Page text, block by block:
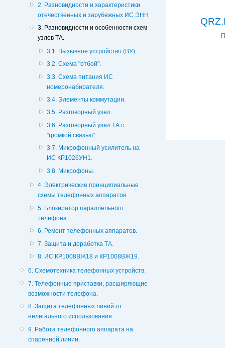
2. Разновидности и характеристики
отечественных и зарубежных ИС ЭНН
3. Разновидности и особенности схем
узлов ТА.
3.1. Вызывное устройство (ВУ).
3.2. Схема "отбой".
3.3. Схема питания ИС
номеронабирателя.
3.4. Элементы коммутации.
3.5. Разговорный узел.
3.6. Разговорный узел ТА с
"громкой связью".
3.7. Микрофонный усилитель на
ИС КР1026УН1.
3.8. Микрофоны.
4. Электрические принципиальные
схемы телефонных аппаратов.
5. Блокиратор параллельного
телефона.
6. Ремонт телефонных аппаратов.
7. Защита и доработка ТА.
8. ИС КР1008ВЖ18 и КР1008ВЖ19.
6. Схемотехника телефонных устройств.
7. Телефонные приставки, расширяющие
возможности телефона.
8. Защита телефонных линий от
нелегального использования.
9. Работа телефонного аппарата на
спаренной линии.